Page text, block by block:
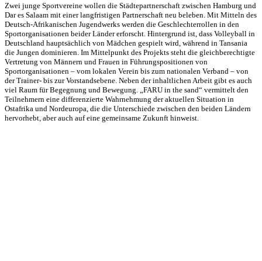
Zwei junge Sportvereine wollen die Städtepartnerschaft zwischen Hamburg und
Dar es Salaam mit einer langfristigen Partnerschaft neu beleben. Mit Mitteln des
Deutsch-Afrikanischen Jugendwerks werden die Geschlechterrollen in den
Sportorganisationen beider Länder erforscht. Hintergrund ist, dass Volleyball in
Deutschland hauptsächlich von Mädchen gespielt wird, während in Tansania
die Jungen dominieren. Im Mittelpunkt des Projekts steht die gleichberechtigte
Vertretung von Männern und Frauen in Führungspositionen von
Sportorganisationen – vom lokalen Verein bis zum nationalen Verband – von
der Trainer- bis zur Vorstandsebene. Neben der inhaltlichen Arbeit gibt es auch
viel Raum für Begegnung und Bewegung. „FARU in the sand“ vermittelt den
Teilnehmern eine differenzierte Wahrnehmung der aktuellen Situation in
Ostafrika und Nordeuropa, die die Unterschiede zwischen den beiden Ländern
hervorhebt, aber auch auf eine gemeinsame Zukunft hinweist.